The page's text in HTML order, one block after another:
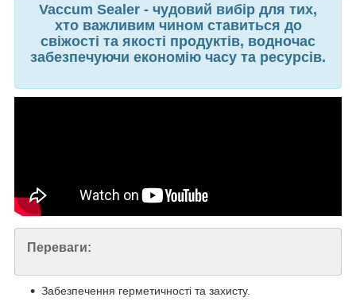
Vaccum Sealer - чудовий вибір для тих,
хто важливим чином ставиться до
свіжості та якості продуктів, водночас
забезпечуючи економію часу та ресурсів.
Переваги:
Забезпечення герметичності та захисту.